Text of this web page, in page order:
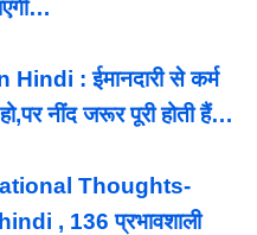
: ईमानदारी से कर्म
नींद जरूर पूरी होती हैं…
Thoughts-
, 136 प्रभावशाली